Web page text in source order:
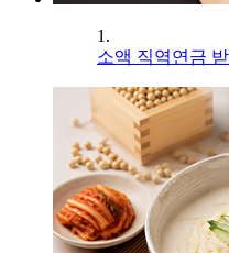
1.
소액 직역연금